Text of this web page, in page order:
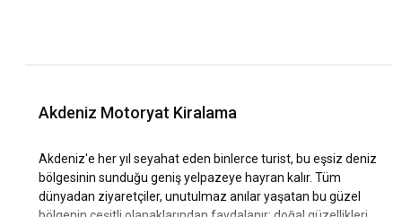
Akdeniz Motoryat Kiralama
Akdeniz'e her yıl seyahat eden binlerce turist, bu eşsiz deniz
bölgesinin sunduğu geniş yelpazeye hayran kalır. Tüm
dünyadan ziyaretçiler, unutulmaz anılar yaşatan bu güzel